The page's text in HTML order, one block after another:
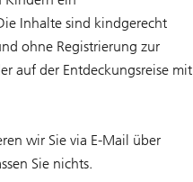
Inhalte sind kindgerecht
ohne Registrierung zur
auf der Entdeckungsreise mit
wir Sie via E-Mail über
Sie nichts.